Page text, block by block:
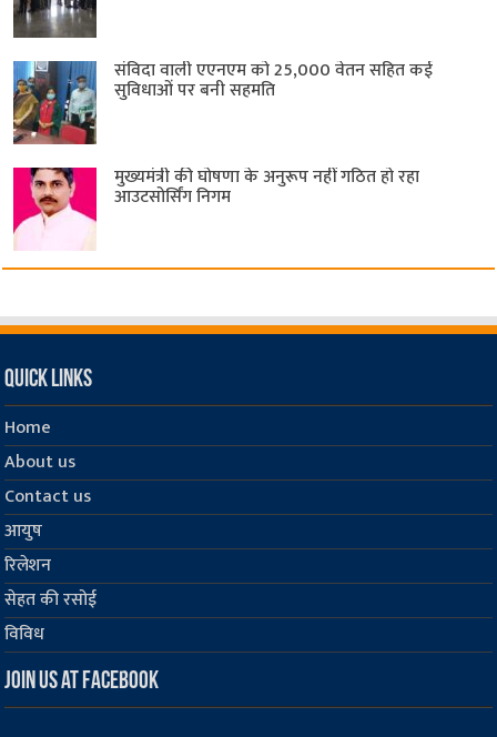
संविदा वाली एएनएम को 25,000 वेतन सहित कई
सुविधाओं पर बनी सहमति
मुख्यमंत्री की घोषणा के अनुरूप नहीं गठित हो रहा
आउटसोर्सिंग निगम
Quick Links
Home
About us
Contact us
आयुष
रिलेशन
सेहत की रसोई
विविध
Join us at Facebook